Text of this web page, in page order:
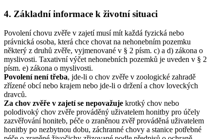
4. Základní informace k životní situaci
Povolení chovu zvěře v zajetí musí mít každá fyzická nebo
právnická osoba, která chce chovat na nehonebním pozemku
některý z druhů zvěře, vyjmenované v § 2 písm. c) a d) zákona o
myslivosti. Taxativní výčet nehonebních pozemků je uveden v § 2
písm. e) zákona o myslivosti.
Povolení není třeba, jde-li o chov zvěře v zoologické zahradě
zřízené obcí nebo krajem nebo jde-li o držení a chov loveckých
dravců.
Za chov zvěře v zajetí se nepovažuje krotký chov nebo
polodivoký chov zvěře prováděný uživatelem honitby pro účely
zazvěřování honiteb, péče o zraněnou zvěř prováděná uživatelem
honitby po nezbytnou dobu, záchranné chovy a stanice potřebné